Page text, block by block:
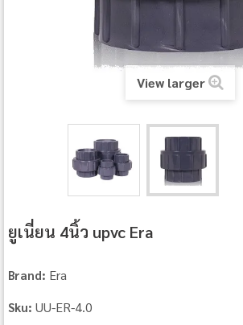
View larger
ยูเนี่ยน 4นิ้ว upvc Era
Brand: Era
Sku: UU-ER-4.0